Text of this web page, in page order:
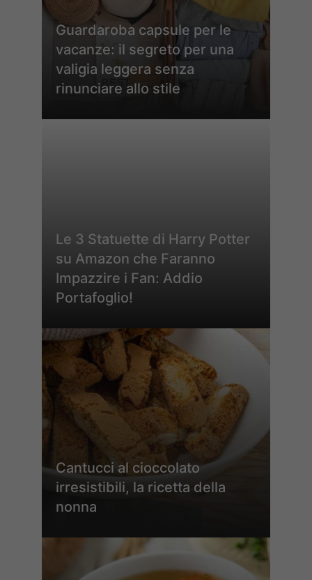
Guardaroba capsule per le
vacanze: il segreto per una
valigia leggera senza
rinunciare allo stile
Le 3 Statuette di Harry Potter
su Amazon che Faranno
Impazzire i Fan: Addio
Portafoglio!
Cantucci al cioccolato
irresistibili, la ricetta della
nonna